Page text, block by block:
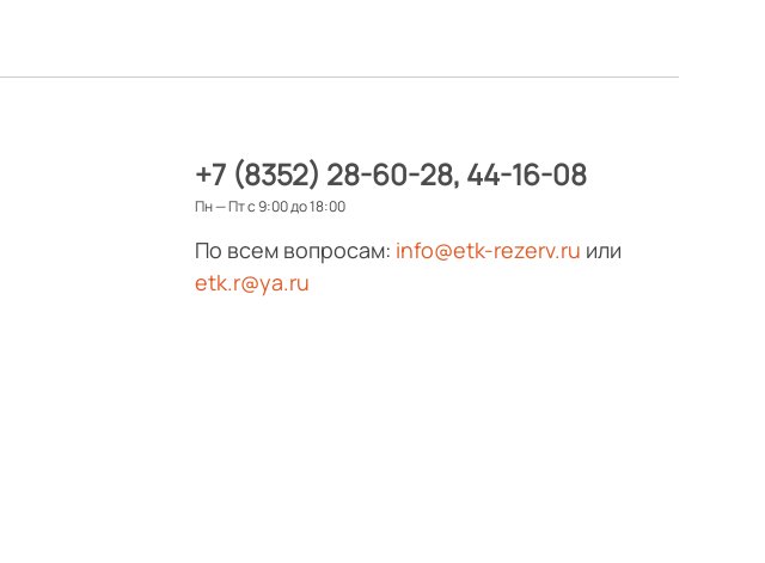
+7 (8352) 28-60-28 44-16-08
Пн — Пт с 9:00 до 18:00
По всем вопросам: info@etk-rezerv.ru или
etk.r@ya.ru